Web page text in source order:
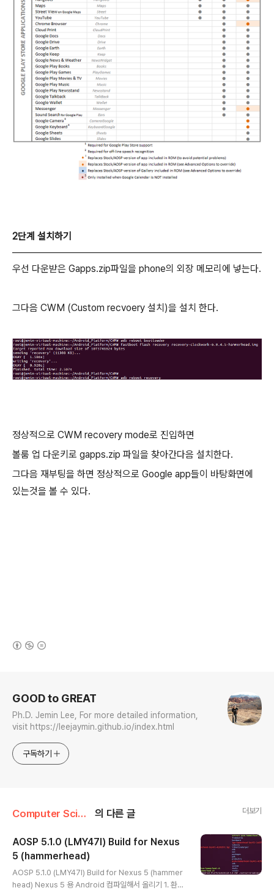
2단계 설치하기
우선 다운받은 Gapps.zip파일을 phone의 외장 메모리에 넣는다.
그다음 CWM (Custom recvoery 설치)을 설치 한다.
정상적으로 CWM recovery mode로 진입하면
볼룸 업 다운키로 gapps.zip 파일을 찾아간다음 설치한다.
그다음 재부팅을 하면 정상적으로 Google app들이 바탕화면에
있는것을 볼 수 있다.
GOOD to GREAT
Ph.D. Jemin Lee, For more detailed information,
visit https://leejaymin.github.io/index.html
구독하기
Computer Science/Android Platform Build 의 다른 글 더보기
AOSP 5.1.0 (LMY47I) Build for Nexus
5 (hammerhead)
AOSP 5.1.0 (LMY47I) Build for Nexus 5 (hammer
head) Nexus 5 용 Android 컴파일해서 올리기 1. 환경